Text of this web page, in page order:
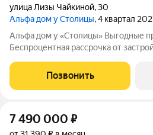
улица Лизы Чайкиной,30
Альфа дом у Столицы, 4 квартал
Альфа дом у «Столицы» Выгодные
Беспроцентная рассрочка от
квартиры скидка до 500 т.р. Скидка
до 18 лет Особые условия
Позвонить
7 490 000 ₽